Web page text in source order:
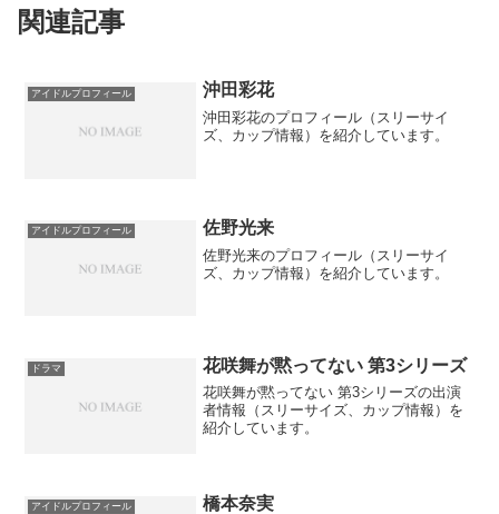
関連記事
アイドルプロフィール 沖田彩花
沖田彩花のプロフィール（スリーサイ
ズ、カップ情報）を紹介しています。
アイドルプロフィール 佐野光来
佐野光来のプロフィール（スリーサイ
ズ、カップ情報）を紹介しています。
ドラマ 花咲舞が黙ってない 第3シリーズ
花咲舞が黙ってない 第3シリーズの出演
者情報（スリーサイズ、カップ情報）を
紹介しています。
アイドルプロフィール 橋本奈実